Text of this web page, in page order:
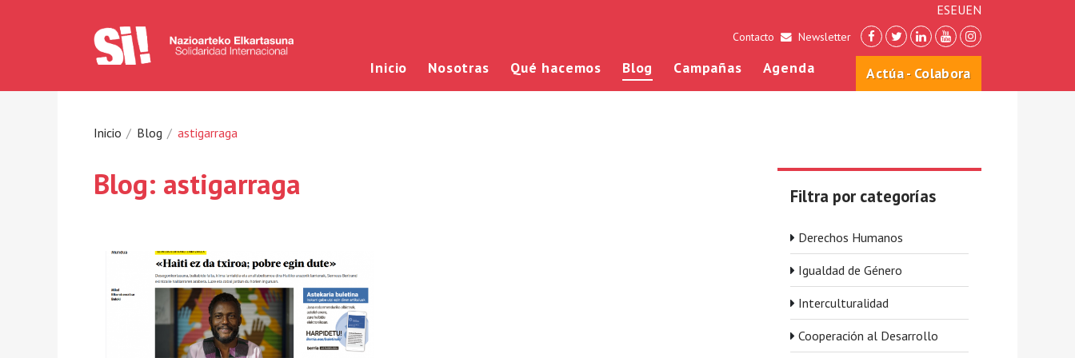
ESEUEN
Contacto Newsletter
Inicio Nosotras Qué hacemos Blog Campañas Agenda Actúa - Colabora
Inicio Blog astigarraga
Blog: astigarraga Filtra por categorías
Derechos Humanos
Igualdad de Género
Interculturalidad
Cooperación al Desarrollo